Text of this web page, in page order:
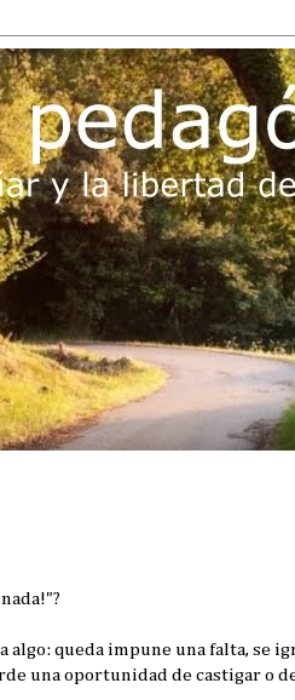
queda impune una falta, se
una oportunidad de castigar o